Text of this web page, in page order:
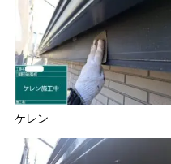
ケレン